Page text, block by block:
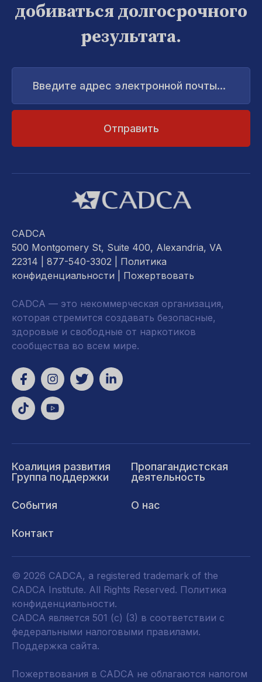
добиваться долгосрочного
результата.
Введите
адрес
электронной
CADCA
500 Montgomery St, Suite 400, Alexandria, VA
22314 | 877-540-3302 | Политика
конфиденциальности
Пожертвовать
CADCA — это некоммерческая организация,
которая стремится создавать безопасные,
здоровые и свободные от наркотиков
сообщества во всем мире.
Коалиция развития
Группа поддержки
Пропагандистская
деятельность
События О нас
Контакт
© 2026 CADCA, a registered trademark of the
CADCA Institute. All Rights Reserved. Политика
конфиденциальности.
CADCA является 501 (c) (3) в соответствии с
федеральными налоговыми правилами.
Поддержка сайта.
Пожертвования в CADCA не облагаются налогом